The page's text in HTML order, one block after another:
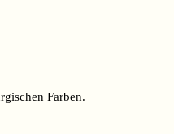
Farben.